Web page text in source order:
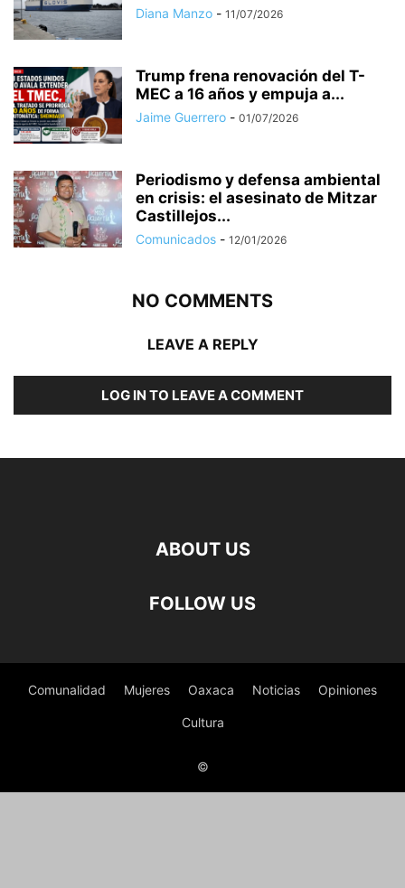
Diana Manzo - 11/07/2026
Trump frena renovación del T-
MEC a 16 años y empuja a...
Jaime Guerrero - 01/07/2026
Periodismo y defensa ambiental
en crisis: el asesinato de Mitzar
Castillejos...
Comunicados - 12/01/2026
NO COMMENTS
LEAVE A REPLY
LOG IN TO LEAVE A COMMENT
ABOUT US
FOLLOW US
Comunalidad Mujeres Oaxaca Noticias Opiniones
Cultura
©